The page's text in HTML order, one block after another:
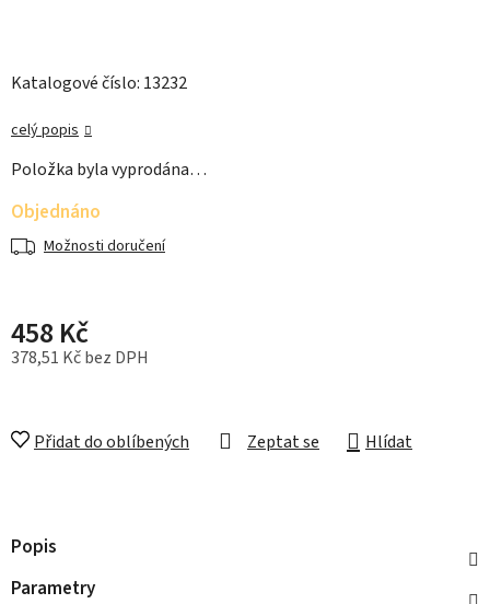
Katalogové číslo: 13232
celý popis
Položka byla vyprodána…
Objednáno
Možnosti doručení
458 Kč
378,51 Kč bez DPH
Zeptat se Hlídat
Přidat do oblíbených
Popis
Parametry